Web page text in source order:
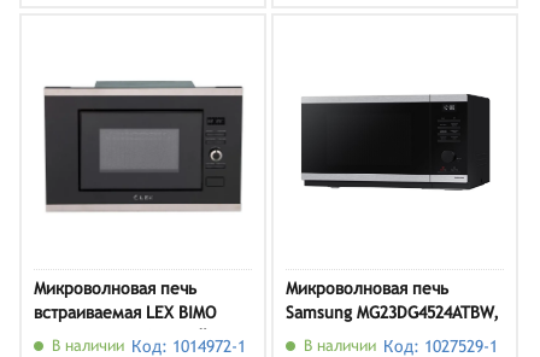
Микроволновая печь
встраиваемая LEX BIMO
20.03 IX, серебристый /
В наличии Код: 1014972-1
Микроволновая печь
Samsung MG23DG4524ATBW,
нержавеющая сталь/
В наличии Код: 1027529-1